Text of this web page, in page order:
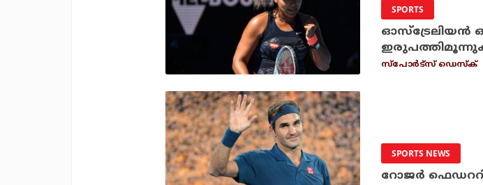
SPORTS
ഓസ്‌ട്രേലിയന്‍
സ്പോര്‍ട്സ് ഡെസ്‌ക്
SPORTS NEWS
റോജര്‍